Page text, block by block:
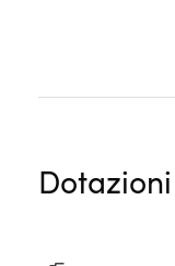
Dotazioni